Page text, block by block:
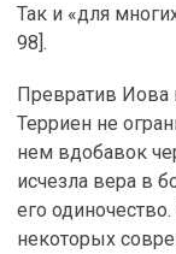
Так и «для
98].
Превратив Иова
Терриен не
нем вдобавок
исчезла вера в
его
некоторых